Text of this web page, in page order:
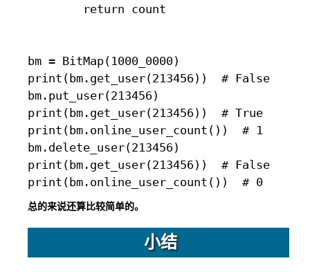
        return count
bm = BitMap(1000_0000)
print(bm.get_user(213456))  # False
bm.put_user(213456)
print(bm.get_user(213456))  # True
print(bm.online_user_count())  # 1
bm.delete_user(213456)
print(bm.get_user(213456))  # False
总的来说还算比较简单的。
小结